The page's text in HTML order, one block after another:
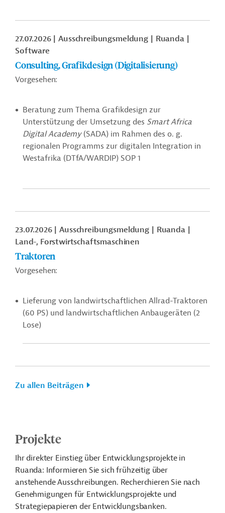
27.07.2026 Ausschreibungsmeldung
Ruanda
Software
Consulting, Grafikdesign (Digitalisierung)
Vorgesehen:
Beratung zum Thema Grafikdesign zur
Unterstützung der Umsetzung des Smart Africa
Digital Academy(SADA) im Rahmen des o. g.
regionalen Programms zur digitalen Integration in
Westafrika (DTfA/WARDIP) SOP 1
23.07.2026 Ausschreibungsmeldung
Ruanda
Land-, Forstwirtschaftsmaschinen
Traktoren
Vorgesehen:
Lieferung von landwirtschaftlichen Allrad-Traktoren
(60 PS) und landwirtschaftlichen Anbaugeräten (2
Lose)
Zu allen Beiträgen
Projekte
Ihr direkter Einstieg über Entwicklungsprojekte in
Ruanda: Informieren Sie sich frühzeitig über
anstehende Ausschreibungen. Recherchieren Sie nach
Genehmigungen für Entwicklungsprojekte und
Strategiepapieren der Entwicklungsbanken.